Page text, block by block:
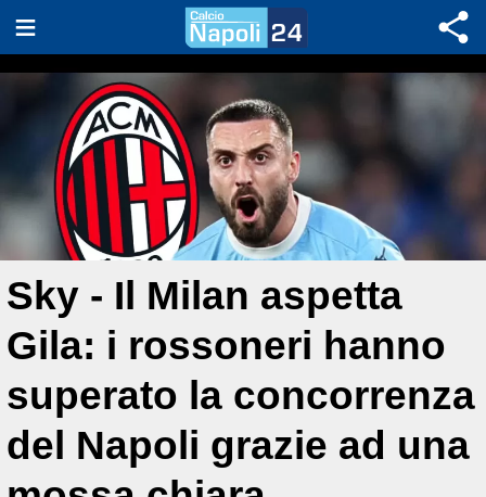
Sky - Il Milan aspetta
Gila: i rossoneri hanno
superato la concorrenza
del Napoli grazie ad una